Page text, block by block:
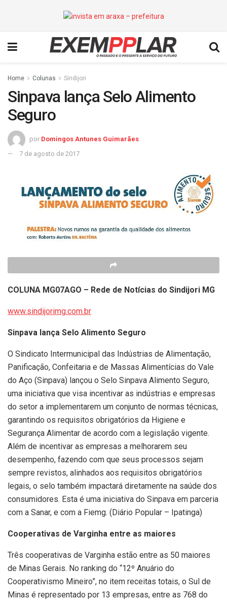
Home Colunas Sindijori
Sinpava lança Selo Alimento
Seguro
por Domingos Antunes Guimarães
7 de agosto de 2017
COLUNA MG07AGO – Rede de Notícias do Sindijori MG
www.sindijorimg.com.br
Sinpava lança Selo Alimento Seguro
O Sindicato Intermunicipal das Indústrias de Alimentação,
Panificação, Confeitaria e de Massas Alimentícias do Vale
do Aço (Sinpava) lançou o Selo Sinpava Alimento Seguro,
uma iniciativa que visa incentivar as indústrias e empresas
do setor a implementarem um conjunto de normas técnicas,
garantindo os requisitos obrigatórios da Higiene e
Segurança Alimentar de acordo com a legislação vigente.
Além de incentivar as empresas a melhorarem seu
desempenho, fazendo com que seus processos sejam
sempre revistos, alinhados aos requisitos obrigatórios
legais, o selo também impactará diretamente na saúde dos
consumidores. Esta é uma iniciativa do Sinpava em parceria
com a Sanar, e com a Fiemg. (Diário Popular – Ipatinga)
Cooperativas de Varginha entre as maiores
Três cooperativas de Varginha estão entre as 50 maiores
de Minas Gerais. No ranking do “12º Anuário do
Cooperativismo Mineiro”, no item receitas totais, o Sul de
Minas é representado por 13 empresas, entre as 768 do